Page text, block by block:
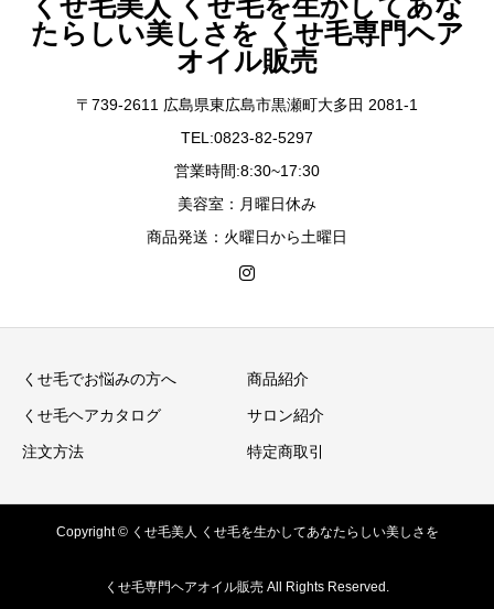
たらしい美しさを くせ毛専門ヘア
オイル販売
〒739-2611 広島県東広島市黒瀬町大多田 2081-1
TEL:0823-82-5297
営業時間:8:30~17:30
美容室：月曜日休み
商品発送：火曜日から土曜日
くせ毛でお悩みの方へ 商品紹介
くせ毛ヘアカタログ サロン紹介
注文方法 特定商取引
Copyright © くせ毛美人 くせ毛を生かしてあなたらしい美しさを
くせ毛専門ヘアオイル販売 All Rights Reserved.
商品紹介 注文方法